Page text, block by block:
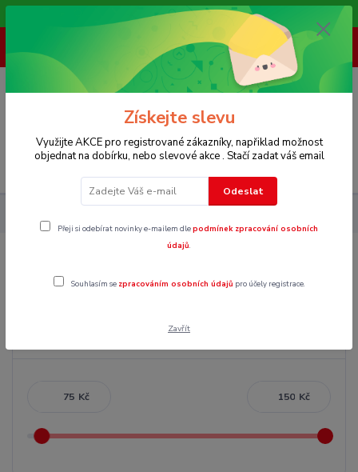
Vítáme Vás na našem e-shopu,. Stále doplňujeme nové produkty.
Menu
(Po-Pá, 8-16 hod.)
0
Kč Kč
Získejte slevu
Využijte AKCE pro registrované zákazníky, napřiklad možnost
objednat na dobírku, nebo slevové akce . Stačí zadat váš email
Odeslat
Přeji si odebírat novinky e-mailem dlepodmínek zpracování osobních
údajů.
Souhlasím se zpracováním osobních údajů pro účely registrace.
Zavřít